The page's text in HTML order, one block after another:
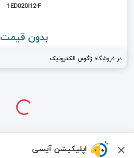
1ED020I12-F
بدون قیمت
در فروشگاه زاگرس الکترونیک
درباره ما تماس با ما
اپلیکیشن آیسی